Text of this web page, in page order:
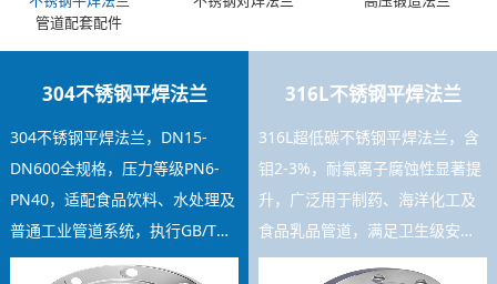
管道配套配件
304不锈钢平焊法兰
304不锈钢平焊法兰，DN15-
DN600全规格，压力等级PN6-
PN40，适配食品饮料、水处理及
普通工业管道系统，执行GB/T
9119标准，焊接工艺稳定，库存
316L不锈钢平焊法兰
316L超低碳不锈钢平焊法兰，含
钼2-3%，耐氯离子腐蚀性显著提
升，广泛用于制药、海洋化工及
食品乳品管道，满足卫生级安装
要求，可提供材质证书及SGS检